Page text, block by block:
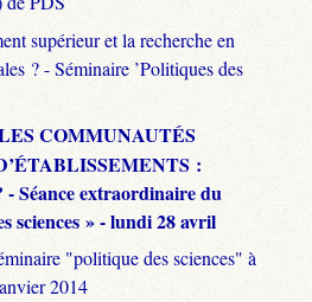
supérieur et la recherche en
? - Séminaire ’Politiques des
COMMUNAUTÉS
:
Séance extraordinaire du
sciences » - lundi 28 avril
"politique des sciences" à
2014